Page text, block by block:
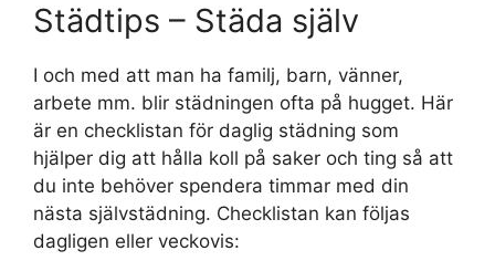
Städtips – Städa själv
I och med att man ha familj, barn, vänner,
arbete mm. blir städningen ofta på hugget. Här
är en checklistan för daglig städning som
hjälper dig att hålla koll på saker och ting så att
du inte behöver spendera timmar med din
nästa självstädning. Checklistan kan följas
dagligen eller veckovis: